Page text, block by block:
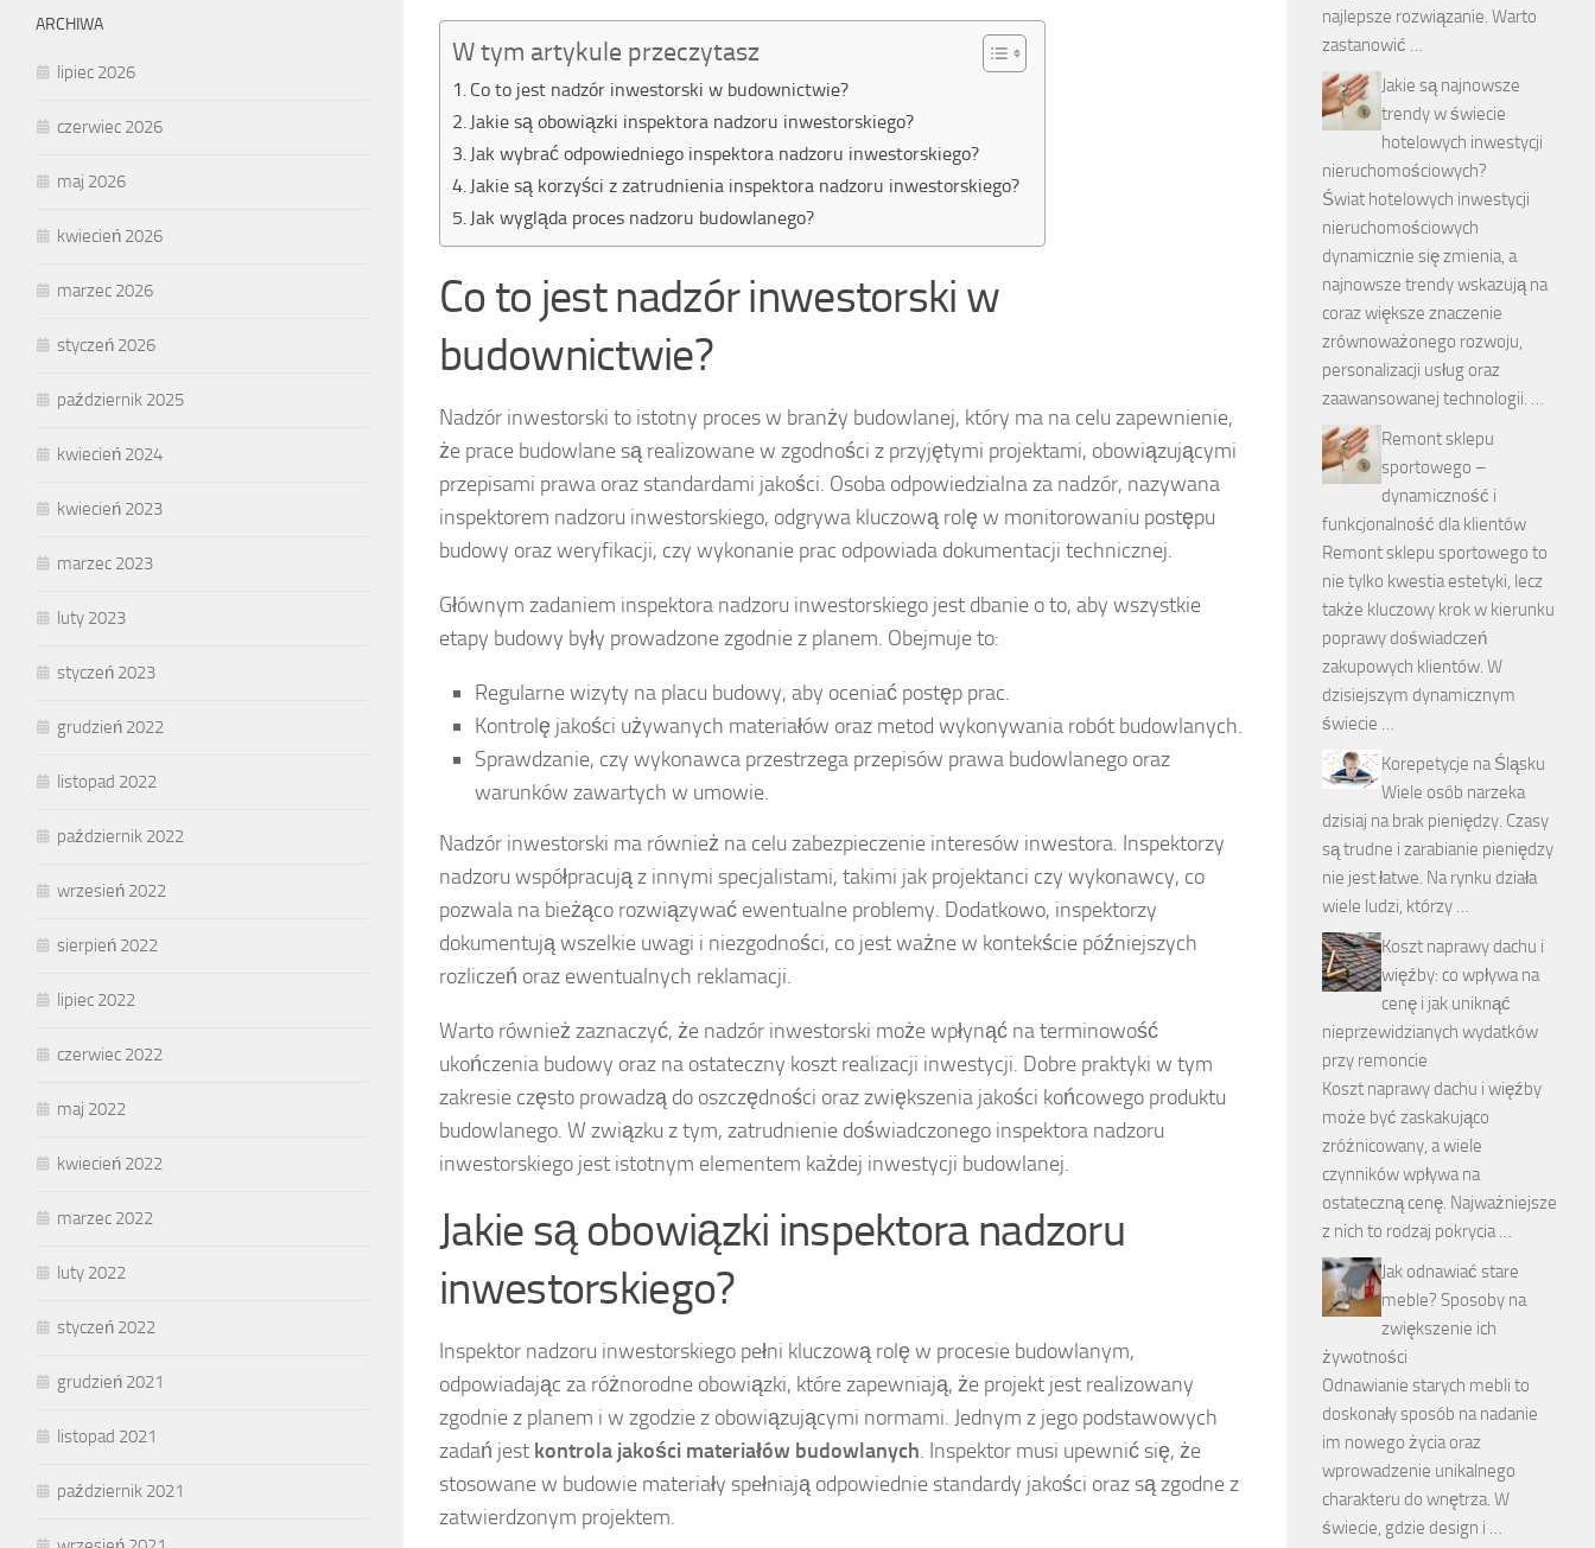
W tym artykule przeczytasz
Co to jest nadzór inwestorski w budownictwie?
Jakie są obowiązki inspektora nadzoru inwestorskiego?
Jak wybrać odpowiedniego inspektora nadzoru inwestorskiego?
Jakie są korzyści z zatrudnienia inspektora nadzoru inwestorskiego?
Jak wygląda proces nadzoru budowlanego?
Co to jest nadzór inwestorski w
budownictwie?
Nadzór inwestorski to istotny proces w branży budowlanej, który ma na celu zapewnienie,
że prace budowlane są realizowane w zgodności z przyjętymi projektami, obowiązującymi
przepisami prawa oraz standardami jakości. Osoba odpowiedzialna za nadzór, nazywana
inspektorem nadzoru inwestorskiego, odgrywa kluczową rolę w monitorowaniu postępu
budowy oraz weryfikacji, czy wykonanie prac odpowiada dokumentacji technicznej.
Głównym zadaniem inspektora nadzoru inwestorskiego jest dbanie o to, aby wszystkie
etapy budowy były prowadzone zgodnie z planem. Obejmuje to:
Regularne wizyty na placu budowy, aby oceniać postęp prac.
Kontrolę jakości używanych materiałów oraz metod wykonywania robót budowlanych.
Sprawdzanie, czy wykonawca przestrzega przepisów prawa budowlanego oraz
warunków zawartych w umowie.
Nadzór inwestorski ma również na celu zabezpieczenie interesów inwestora. Inspektorzy
nadzoru współpracują z innymi specjalistami, takimi jak projektanci czy wykonawcy, co
pozwala na bieżąco rozwiązywać ewentualne problemy. Dodatkowo, inspektorzy
dokumentują wszelkie uwagi i niezgodności, co jest ważne w kontekście późniejszych
rozliczeń oraz ewentualnych reklamacji.
Warto również zaznaczyć, że nadzór inwestorski może wpłynąć na terminowość
ukończenia budowy oraz na ostateczny koszt realizacji inwestycji. Dobre praktyki w tym
zakresie często prowadzą do oszczędności oraz zwiększenia jakości końcowego produktu
budowlanego. W związku z tym, zatrudnienie doświadczonego inspektora nadzoru
inwestorskiego jest istotnym elementem każdej inwestycji budowlanej.
Jakie są obowiązki inspektora nadzoru
inwestorskiego?
Inspektor nadzoru inwestorskiego pełni kluczową rolę w procesie budowlanym,
odpowiadając za różnorodne obowiązki, które zapewniają, że projekt jest realizowany
zgodnie z planem i w zgodzie z obowiązującymi normami. Jednym z jego podstawowych
zadań jest kontrola jakości materiałów budowlanych. Inspektor musi upewnić się, że
stosowane w budowie materiały spełniają odpowiednie standardy jakości oraz są zgodne z
zatwierdzonym projektem.
ARCHIWA
lipiec 2026
czerwiec 2026
maj 2026
kwiecień 2026
marzec 2026
styczeń 2026
październik 2025
kwiecień 2024
kwiecień 2023
marzec 2023
luty 2023
styczeń 2023
grudzień 2022
listopad 2022
październik 2022
wrzesień 2022
sierpień 2022
lipiec 2022
czerwiec 2022
maj 2022
kwiecień 2022
marzec 2022
luty 2022
styczeń 2022
grudzień 2021
listopad 2021
październik 2021
najlepsze rozwiązanie. Warto
zastanowić …
Jakie są najnowsze
trendy w świecie
hotelowych inwestycji
nieruchomościowych?
Świat hotelowych inwestycji
nieruchomościowych
dynamicznie się zmienia, a
najnowsze trendy wskazują na
coraz większe znaczenie
zrównoważonego rozwoju,
personalizacji usług oraz
zaawansowanej technologii. …
Remont sklepu
sportowego –
dynamiczność i
funkcjonalność dla klientów
Remont sklepu sportowego to
nie tylko kwestia estetyki, lecz
także kluczowy krok w kierunku
poprawy doświadczeń
zakupowych klientów. W
dzisiejszym dynamicznym
świecie …
Korepetycje na Śląsku
Wiele osób narzeka
dzisiaj na brak pieniędzy. Czasy
są trudne i zarabianie pieniędzy
nie jest łatwe. Na rynku działa
wiele ludzi, którzy …
Koszt naprawy dachu i
więźby: co wpływa na
cenę i jak uniknąć
nieprzewidzianych wydatków
przy remoncie
Koszt naprawy dachu i więźby
może być zaskakująco
zróżnicowany, a wiele
czynników wpływa na
ostateczną cenę. Najważniejsze
z nich to rodzaj pokrycia …
Jak odnawiać stare
meble? Sposoby na
zwiększenie ich
żywotności
Odnawianie starych mebli to
doskonały sposób na nadanie
im nowego życia oraz
wprowadzenie unikalnego
charakteru do wnętrza. W
świecie, gdzie design i …